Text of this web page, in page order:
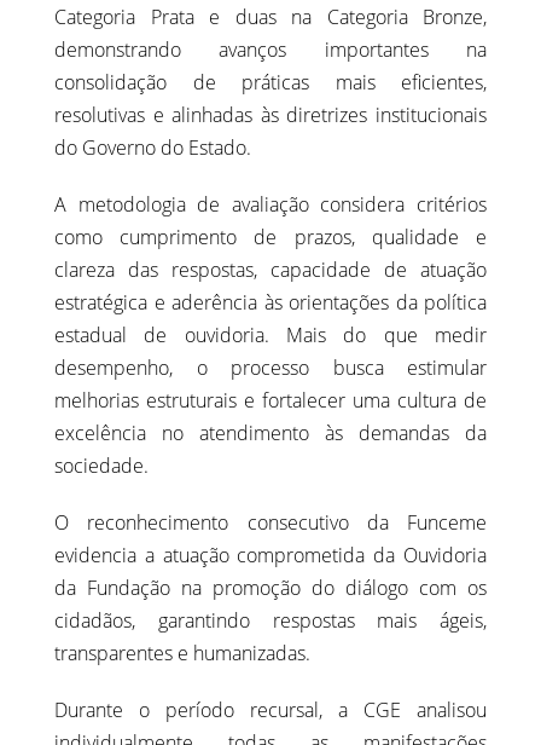
Categoria Prata e duas na Categoria Bronze,
demonstrando avanços importantes na
consolidação de práticas mais eficientes,
resolutivas e alinhadas às diretrizes institucionais
do Governo do Estado.
A metodologia de avaliação considera critérios
como cumprimento de prazos, qualidade e
clareza das respostas, capacidade de atuação
estratégica e aderência às orientações da política
estadual de ouvidoria. Mais do que medir
desempenho, o processo busca estimular
melhorias estruturais e fortalecer uma cultura de
excelência no atendimento às demandas da
sociedade.
O reconhecimento consecutivo da Funceme
evidencia a atuação comprometida da Ouvidoria
da Fundação na promoção do diálogo com os
cidadãos, garantindo respostas mais ágeis,
transparentes e humanizadas.
Durante o período recursal, a CGE analisou